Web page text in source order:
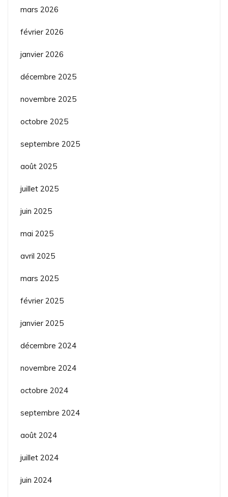
mars 2026
février 2026
janvier 2026
décembre 2025
novembre 2025
octobre 2025
septembre 2025
août 2025
juillet 2025
juin 2025
mai 2025
avril 2025
mars 2025
février 2025
janvier 2025
décembre 2024
novembre 2024
octobre 2024
septembre 2024
août 2024
juillet 2024
juin 2024